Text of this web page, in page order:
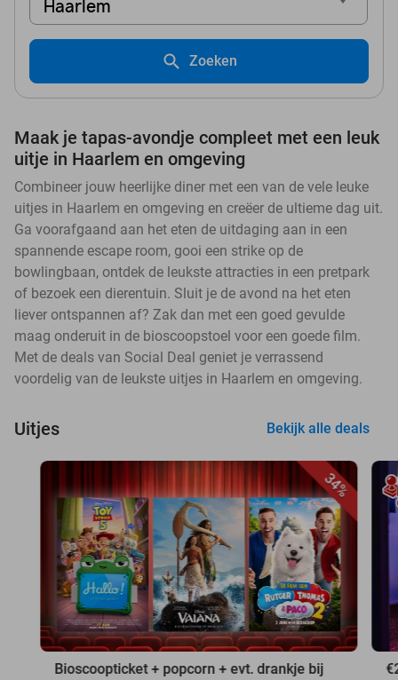
Haarlem
Zoeken
Maak je tapas-avondje compleet met een leuk
uitje in Haarlem en omgeving
Combineer jouw heerlijke diner met een van de vele leuke
uitjes in Haarlem en omgeving en creëer de ultieme dag uit.
Ga voorafgaand aan het eten de uitdaging aan in een
spannende escape room, gooi een strike op de
bowlingbaan, ontdek de leukste attracties in een pretpark
of bezoek een dierentuin. Sluit je de avond na het eten
liever ontspannen af? Zak dan met een goed gevulde
maag onderuit in de bioscoopstoel voor een goede film.
Met de deals van Social Deal geniet je verrassend
voordelig van de leukste uitjes in Haarlem en omgeving.
Uitjes Bekijk alle deals
34%
Bioscoopticket + popcorn + evt. drankje bij